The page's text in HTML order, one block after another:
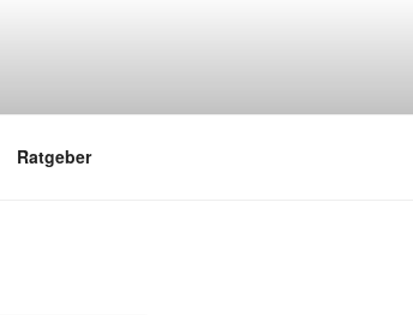
Ratgeber